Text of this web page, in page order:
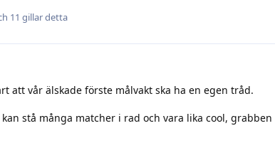
11 gillar detta
att vår älskade förste målvakt ska ha en egen tråd.
stå många matcher i rad och vara lika cool,